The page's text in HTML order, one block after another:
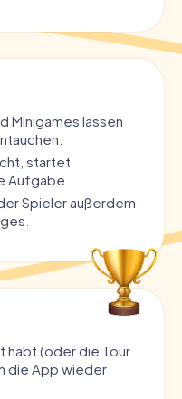
Minigames lassen
startet
Aufgabe.
Spieler außerdem
habt (oder die Tour
die App wieder